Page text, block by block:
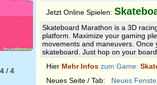
/ 4
Jetzt Online Spielen:
Skateboard Marathon is a 3D
platform. Maximize your gaming
movements and maneuvers.
skateboard. Just hop on your
Hier Mehr Infos zum Game:
Neues Seite / Tab: Neues